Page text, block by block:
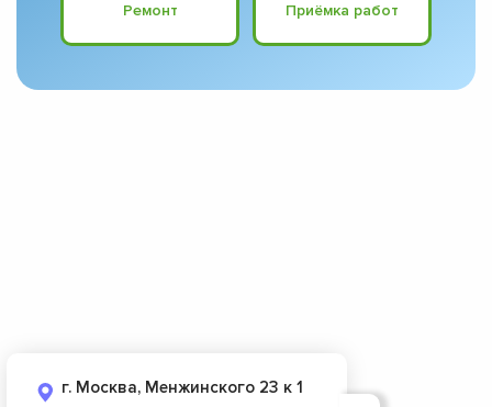
Ремонт Приёмка работ
г. Москва, Менжинского 23 к 1